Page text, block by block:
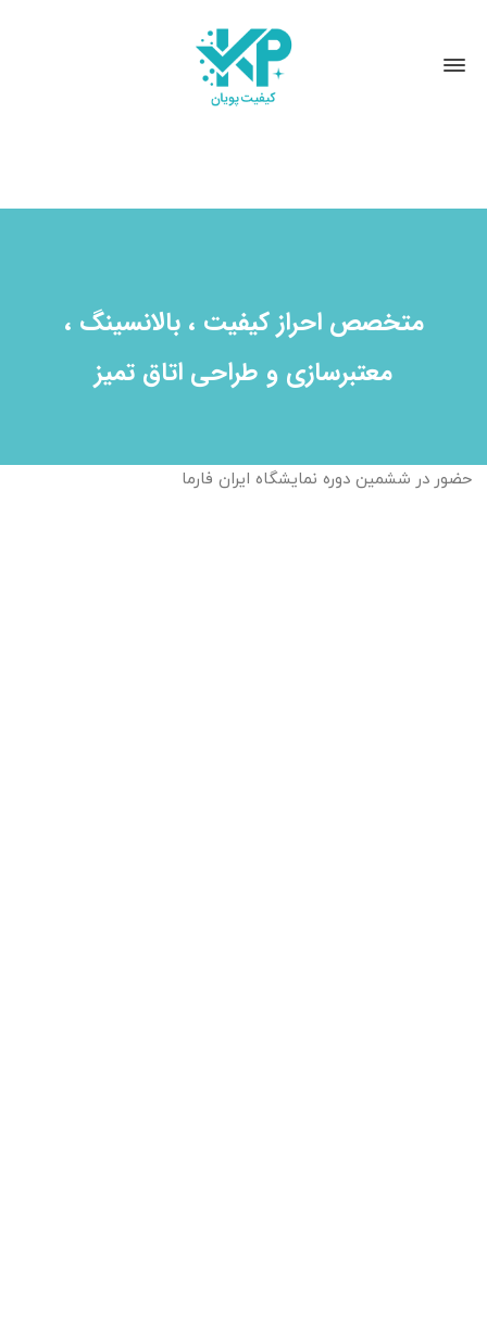
متخصص احراز کیفیت ، بالانسینگ ،
معتبرسازی و طراحی اتاق تمیز
حضور در ششمین دوره نمایشگاه ایران فارما